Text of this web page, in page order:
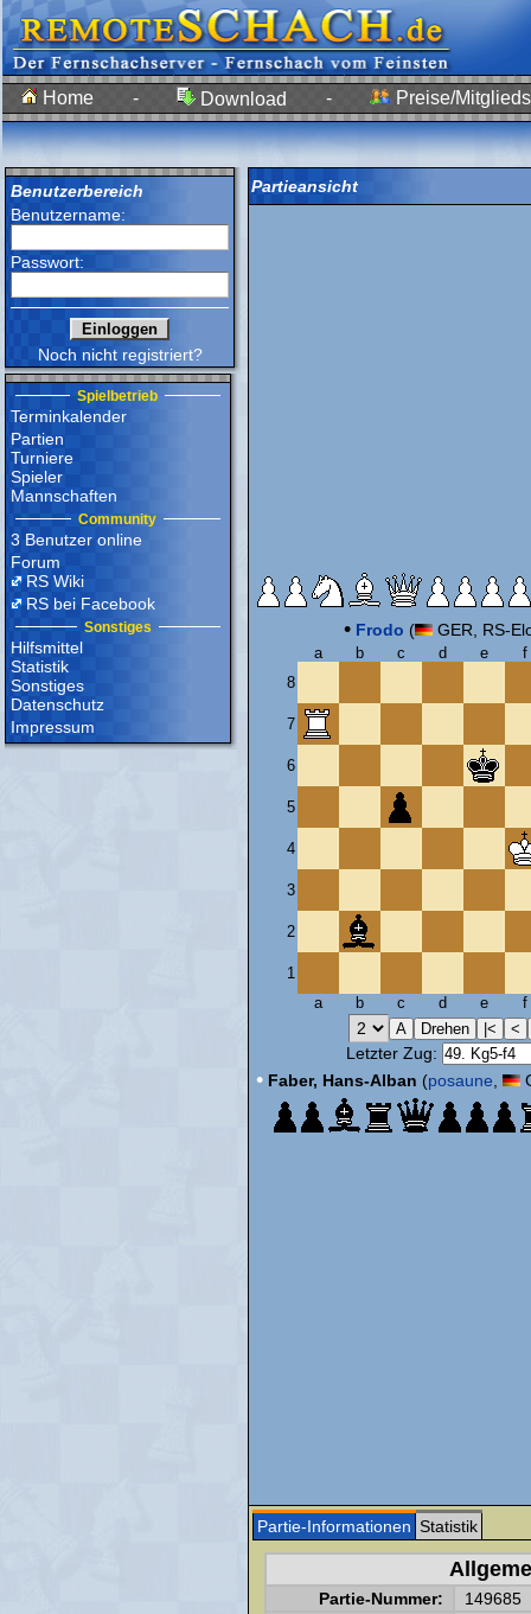
Home - Download - Preise/
Benutzerbereich
Benutzername:
Passwort:
Noch nicht registriert?
Spielbetrieb
Terminkalender
Partien
Turniere
Spieler
Mannschaften
Community
3 Benutzer online
Forum
RS Wiki
RS bei Facebook
Sonstiges
Hilfsmittel
Statistik
Sonstiges
Datenschutz
Impressum
Partieansicht
• Frodo ( GER, RS-
a b c d e
f
8
7
6
5
4
3
2
1
a
b c d e f
Letzter Zug:
• Faber, Hans-Alban (posaune
Partie-Informationen Statistik
Partie-Nummer:
149685